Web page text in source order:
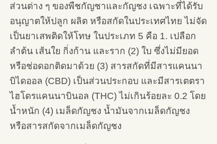
ส่วนต่าง ๆ ของพืชกัญชาและกัญชง เฉพาะที่ได้รับ
อนุญาตให้ปลูก ผลิต หรือสกัดในประเทศไทย ไม่จัด
เป็นยาเสพติดให้โทษ ในประเภท 5 คือ 1. เปลือก
ลำต้น เส้นใย กิ่งก้าน และราก (2) ใบ ซึ่งไม่มียอด
หรือช่อดอกติดมาด้วย (3) สารสกัดที่มีสารแคนนา
บิไดออล (CBD) เป็นส่วนประกอบ และมีสารเตตรา
ไฮโดรแคนนาบินอล (THC) ไม่เกินร้อยละ 0.2 โดย
น้ำหนัก (4) เมล็ดกัญชง น้ำมันจากเมล็ดกัญชง
หรือสารสกัดจากเมล็ดกัญชง